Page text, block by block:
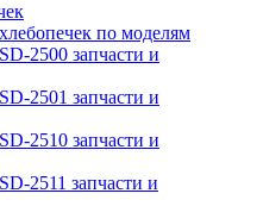
по моделям
2500 запчасти и
2501 запчасти и
2510 запчасти и
2511 запчасти и